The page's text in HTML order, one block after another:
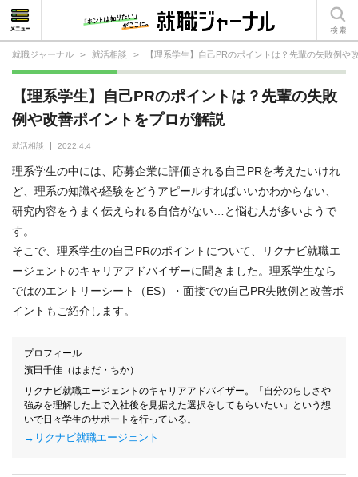
就職ジャーナル > 就活相談 > 【理系学生】自己PRのポイントは？先輩の失敗例や
【理系学生】自己PRのポイントは？先輩の失敗
例や改善ポイントをプロが解説
就活相談 2022.4.4
理系学生の中には、応募企業に評価される自己PRを考えたいけれ
ど、理系の知識や経験をどうアピールすればいいかわからない、
研究内容をうまく伝えられる自信がない…と悩む人が多いようで
す。
そこで、理系学生の自己PRのポイントについて、リクナビ就職エ
ージェントのキャリアアドバイザーに聞きました。理系学生なら
ではのエントリーシート（ES）・面接での自己PR失敗例と改善ポ
イントもご紹介します。
プロフィール
濱田千佳（はまだ・ちか）
リクナビ就職エージェントのキャリアアドバイザー。「自分のらしさや
強みを理解した上で入社後を見据えた選択をしてもらいたい」という想
いで日々学生のサポートを行っている。
→リクナビ就職エージェント
就活相談
就活ノウハウ
仕事の選び方・ヒント
仕事とは？
就活コラム